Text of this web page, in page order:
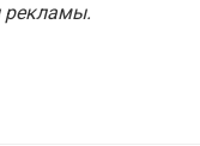
рекламы.